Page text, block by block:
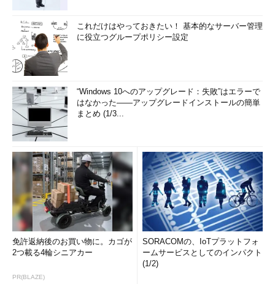
これだけはやっておきたい！ 基本的なサーバー管理
に役立つグループポリシー設定
“Windows 10へのアップグレード：失敗”はエラーで
はなかった――アップグレードインストールの簡単
まとめ (1/3...
免許返納後のお買い物に。カゴが
2つ載る4輪シニアカー
PR(BLAZE)
SORACOMの、IoTプラットフォ
ームサービスとしてのインパクト
(1/2)